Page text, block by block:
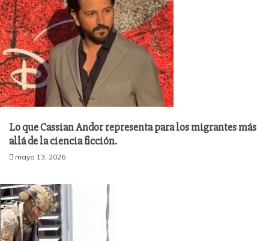
Lo que Cassian Andor representa para los migrantes más
allá de la ciencia ficción.
mayo 13, 2026